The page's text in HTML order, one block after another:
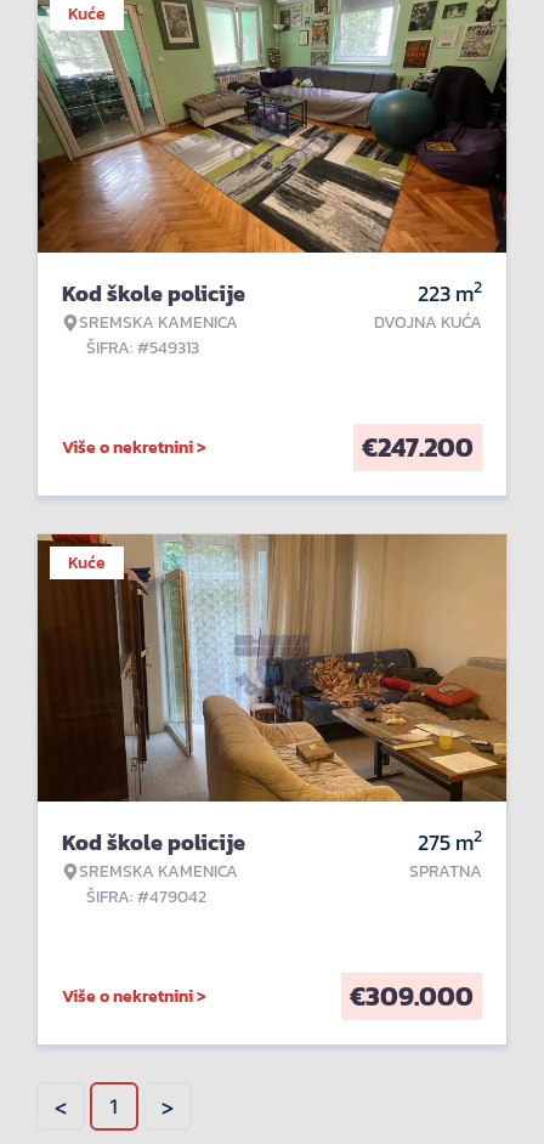
Kuće
Kod škole policije
SREMSKA KAMENICA
ŠIFRA: #549313
223m2
DVOJNA KUĆA
Više o nekretnini > €247.200
Kuće
Kod škole policije
SREMSKA KAMENICA
ŠIFRA: #479042
275m2
SPRATNA
Više o nekretnini > €309.000
< 1 >